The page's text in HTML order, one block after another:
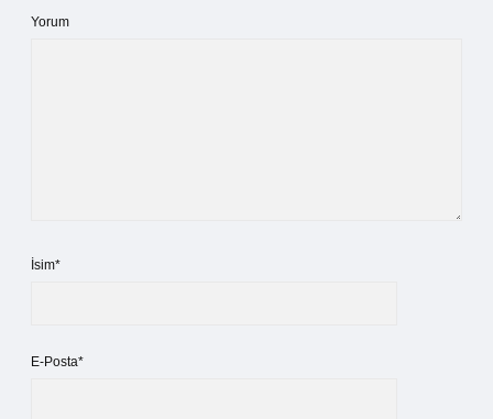
Yorum
İsim*
E-Posta*